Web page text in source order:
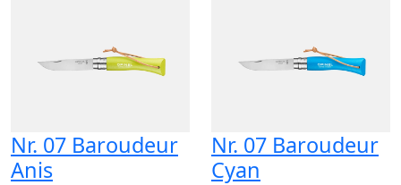
Nr. 07 Baroudeur
Anis
Nr. 07 Baroudeur
Cyan